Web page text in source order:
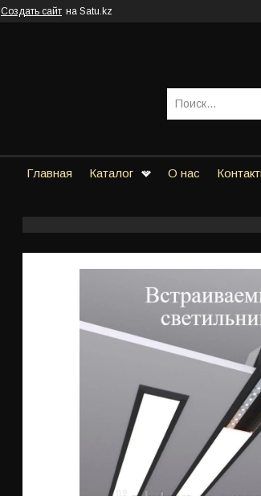
Создать сайт на Satu.kz
Главная Каталог О нас